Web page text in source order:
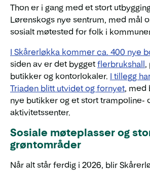
Thon er i gang med et stort
Lørenskogs nye sentrum, med mål
sosialt møtested for folk i
I Skårerløkka kommer ca. 400 nye
siden av er det bygget flerbrukshall,
butikker og kontorlokaler. I tillegg
Triaden blitt utvidet og fornyet, med
nye butikker og et stort trampoline-
aktivitetssenter.
Sosiale møteplasser og
grøntområder
Når alt står ferdig i 2026, blir